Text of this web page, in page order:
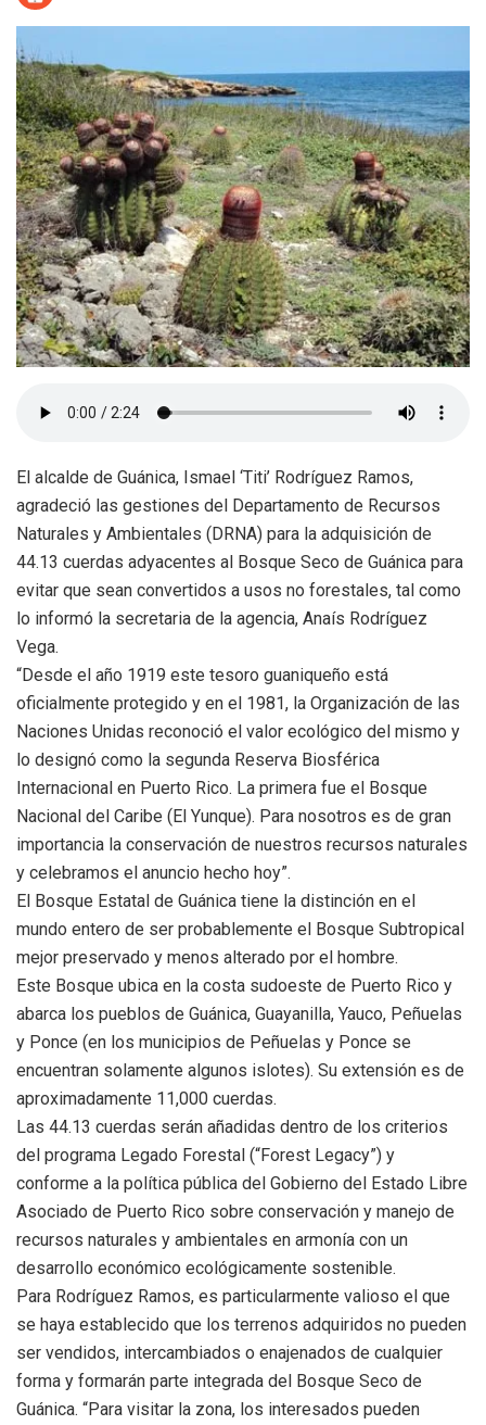
El alcalde de Guánica, Ismael ‘Titi’ Rodríguez Ramos,
agradeció las gestiones del Departamento de Recursos
Naturales y Ambientales (DRNA) para la adquisición de
44.13 cuerdas adyacentes al Bosque Seco de Guánica para
evitar que sean convertidos a usos no forestales, tal como
lo informó la secretaria de la agencia, Anaís Rodríguez
Vega.
“Desde el año 1919 este tesoro guaniqueño está
oficialmente protegido y en el 1981, la Organización de las
Naciones Unidas reconoció el valor ecológico del mismo y
lo designó como la segunda Reserva Biosférica
Internacional en Puerto Rico. La primera fue el Bosque
Nacional del Caribe (El Yunque). Para nosotros es de gran
importancia la conservación de nuestros recursos naturales
y celebramos el anuncio hecho hoy”.
El Bosque Estatal de Guánica tiene la distinción en el
mundo entero de ser probablemente el Bosque Subtropical
mejor preservado y menos alterado por el hombre.
Este Bosque ubica en la costa sudoeste de Puerto Rico y
abarca los pueblos de Guánica, Guayanilla, Yauco, Peñuelas
y Ponce (en los municipios de Peñuelas y Ponce se
encuentran solamente algunos islotes). Su extensión es de
aproximadamente 11,000 cuerdas.
Las 44.13 cuerdas serán añadidas dentro de los criterios
del programa Legado Forestal (“Forest Legacy”) y
conforme a la política pública del Gobierno del Estado Libre
Asociado de Puerto Rico sobre conservación y manejo de
recursos naturales y ambientales en armonía con un
desarrollo económico ecológicamente sostenible.
Para Rodríguez Ramos, es particularmente valioso el que
se haya establecido que los terrenos adquiridos no pueden
ser vendidos, intercambiados o enajenados de cualquier
forma y formarán parte integrada del Bosque Seco de
Guánica. “Para visitar la zona, los interesados pueden